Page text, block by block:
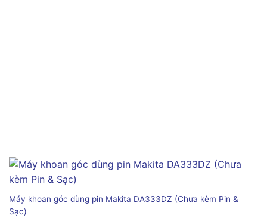
Máy khoan góc dùng pin Makita DA333DZ (Chưa kèm Pin &
Sạc)